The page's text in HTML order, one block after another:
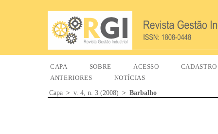
CAPA SOBRE ACESSO
CADASTRO
ANTERIORES
NOTÍCIAS
Capa > v. 4, n. 3 (2008) > Barbalho